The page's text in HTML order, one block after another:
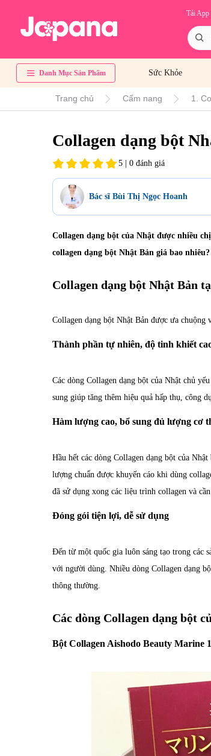
Tải App
Danh Mục Sản Phẩm Sức Khỏe
Trang chủ Cẩm nang 1.
Collagen dạng bột
5 | 0 đánh giá
Bác sĩ Bùi Thị Ngọc Hoanh
Collagen dạng bột của Nhật được nhiều
collagen dạng bột Nhật Bản giá bao
Collagen dạng bột Nhật Bản
Collagen dạng bột Nhật Bản được ưa
Thành phần tự nhiên, độ tinh khiết
Các dòng Collagen dạng bột của Nhật chủ
sung giúp tăng thêm hiệu quả hấp thụ, công
Hàm lượng cao, bổ sung đủ lượng cơ
Hầu hết các dòng Collagen dạng bột của
lượng chuẩn được khuyến cáo khi dùng
đã sử dụng xong các liệu trình collagen và
Đóng gói tiện lợi, dễ sử dụng
Đến từ một quốc gia luôn sáng tạo trong các
với người dùng. Nhiều dòng Collagen dạng
thông thường.
Các dòng Collagen dạng bột
Bột Collagen Aishodo Beauty Marine